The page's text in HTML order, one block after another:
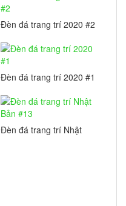
Đèn đá trang trí 2020 #2
Đèn đá trang trí 2020 #1
Đèn đá trang trí Nhật